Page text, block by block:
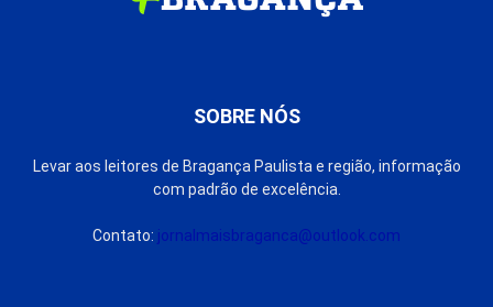
SOBRE NÓS
Levar aos leitores de Bragança Paulista e região, informação
com padrão de excelência.
Contato: jornalmaisbraganca@outlook.com